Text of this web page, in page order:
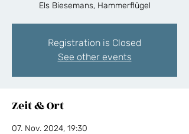
Els Biesemans, Hammerflügel
Registration is Closed
See other events
Zeit & Ort
07. Nov. 2024, 19:30